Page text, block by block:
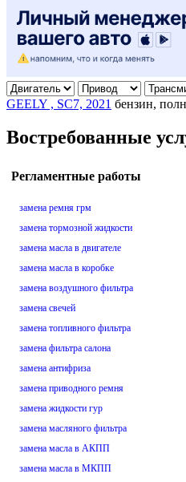
GEELY , SC7, 2021 бензин,
Востребованные
Регламентные работы
замена ремня грм
замена тормозной жидкости
замена масла в двигателе
замена масла в коробке
замена воздушного фильтра
замена свечей
замена топливного фильтра
замена фильтра салона
замена антифриза
замена приводного ремня
замена жидкости гур
замена масляного фильтра
замена масла в АКПП
замена масла в МКПП